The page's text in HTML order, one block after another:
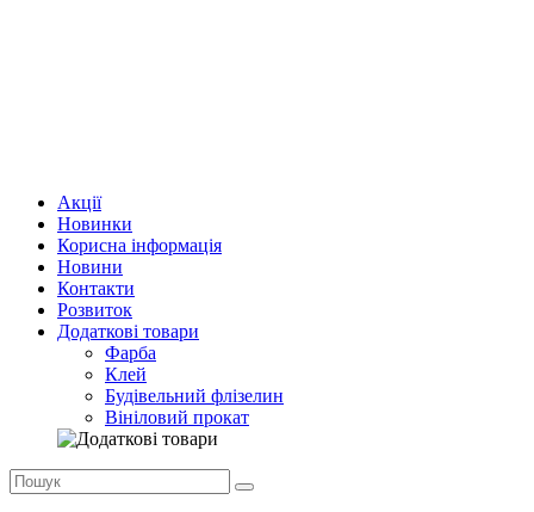
Акції
Новинки
Корисна інформація
Новини
Контакти
Розвиток
Додаткові товари
Фарба
Клей
Будівельний флізелин
Вініловий прокат